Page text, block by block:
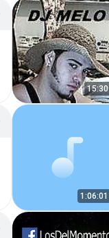
15:30
1:06:01